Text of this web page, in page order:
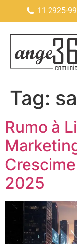
11 2925-
Tag:
Rumo à
2025